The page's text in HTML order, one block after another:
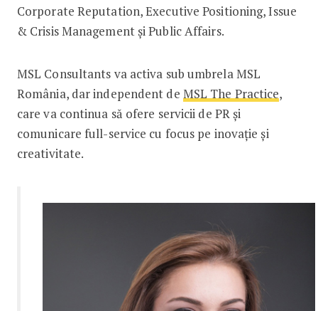
Corporate Reputation, Executive Positioning, Issue
& Crisis Management și Public Affairs.
MSL Consultants va activa sub umbrela MSL
România, dar independent de MSL The Practice,
care va continua să ofere servicii de PR și
comunicare full-service cu focus pe inovație și
creativitate.